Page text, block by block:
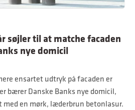
søjler til at matche facaden
nye domicil
ensartet udtryk på facaden er
bærer Danske Banks nye domicil,
med en mørk, læderbrun betonlasur.